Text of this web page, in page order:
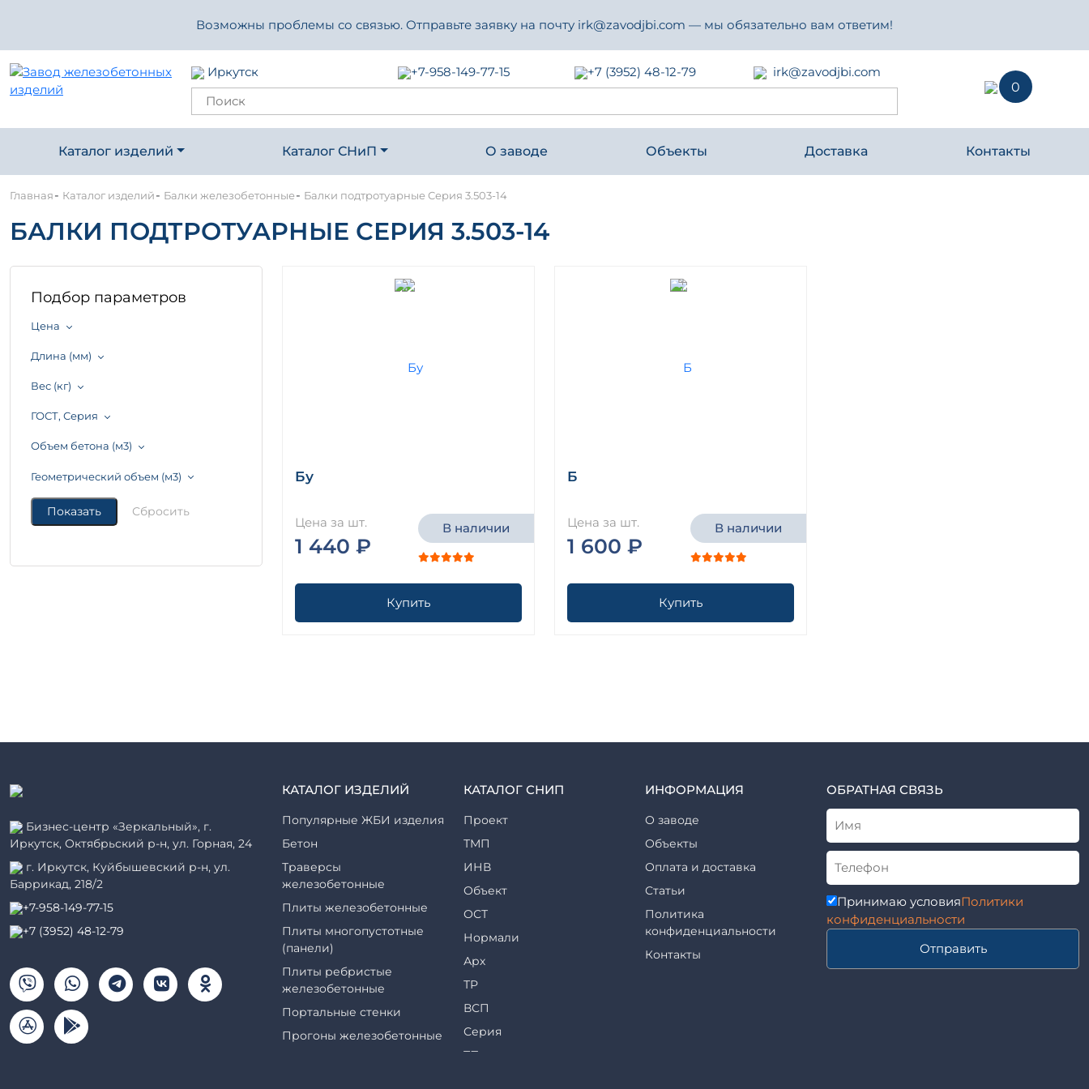
Возможны проблемы со связью. Отправьте заявку на почту irk@zavodjbi.com — мы обязательно вам ответим!
Иркутск +7-958-149-77-15 +7 (3952) 48-12-79
irk@zavodjbi.com
0
Каталог изделий Каталог СНиП О заводе Объекты Доставка Контакты
Главная- Каталог изделий- Балки железобетонные- Балки подтротуарные Серия 3.503-14
БАЛКИ ПОДТРОТУАРНЫЕ СЕРИЯ 3.503-14
Подбор параметров
Цена
Длина (мм)
Вес (кг)
ГОСТ, Серия
Объем бетона (м3)
Геометрический объем (м3) Бу
Цена за шт.
1 440 ₽
В наличии
Купить
Б
Цена за шт.
1 600 ₽
В наличии
Купить
Бизнес-центр «Зеркальный», г.
Иркутск, Октябрьский р-н, ул. Горная, 24
г. Иркутск, Куйбышевский р-н, ул.
Баррикад, 218/2
+7-958-149-77-15
+7 (3952) 48-12-79
КАТАЛОГ ИЗДЕЛИЙ
Популярные ЖБИ изделия
Бетон
Траверсы
железобетонные
Плиты железобетонные
Плиты многопустотные
(панели)
Плиты ребристые
железобетонные
Портальные стенки
Прогоны железобетонные
КАТАЛОГ СНИП
Проект
ТМП
ИНВ
Объект
ОСТ
Нормали
Арх
ТР
ВСП
Серия
ТП
ИНФОРМАЦИЯ
О заводе
Объекты
Оплата и доставка
Статьи
Политика
конфиденциальности
Контакты
ОБРАТНАЯ СВЯЗЬ
Принимаю условияПолитики
конфиденциальности
Отправить